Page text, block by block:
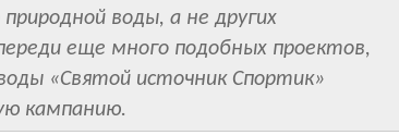
воды, а не других
еще много подобных проектов,
«Святой источник Спортик»
кампанию.